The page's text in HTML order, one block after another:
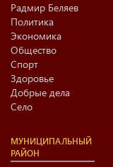
Радмир Беляев
Политика
Экономика
Общество
Спорт
Здоровье
Добрые дела
Село
МУНИЦИПАЛЬНЫЙ
РАЙОН